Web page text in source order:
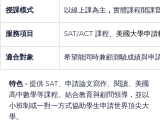
授課模式 以線上課為主 ， 實體課程開課
服務項目 SAT/ACT 課程、 美國大學申請
適合對象 希望能同時兼顧測驗成績與申
特色 - 提供 SAT、申請論文寫作、閱讀、美國
高中數學等課程。結合教育與顧問領導，並以
小班制或一對一方式協助學生申請世界頂尖大
學。